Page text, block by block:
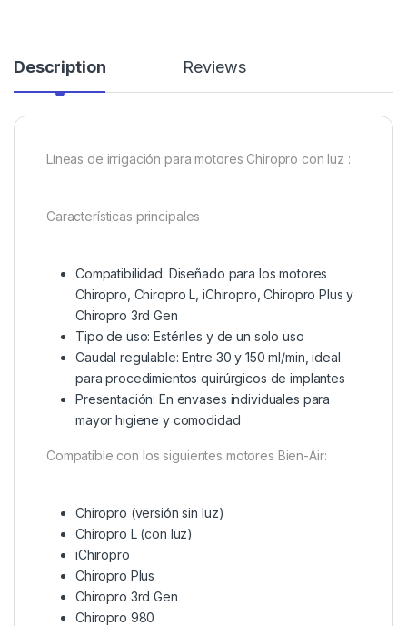
Description Reviews
Líneas de irrigación para motores Chiropro con luz :
Características principales
Compatibilidad: Diseñado para los motores
Chiropro, Chiropro L, iChiropro, Chiropro Plus y
Chiropro 3rd Gen
Tipo de uso: Estériles y de un solo uso
Caudal regulable: Entre 30 y 150 ml/min, ideal
para procedimientos quirúrgicos de implantes
Presentación: En envases individuales para
mayor higiene y comodidad
Compatible con los siguientes motores Bien-Air:
Chiropro (versión sin luz)
Chiropro L (con luz)
iChiropro
Chiropro Plus
Chiropro 3rd Gen
Chiropro 980